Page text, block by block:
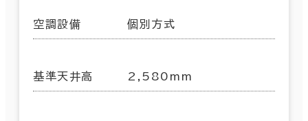
空調設備 個別方式
基準天井高 2,580mm